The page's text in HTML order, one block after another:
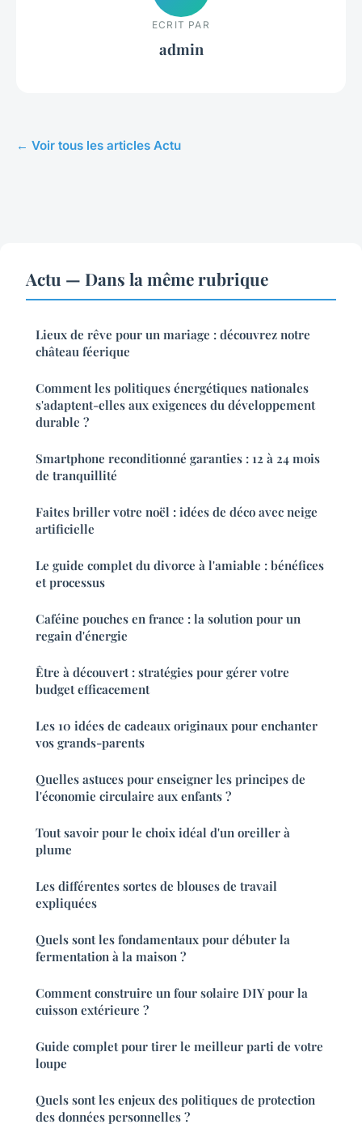
ECRIT PAR
admin
← Voir tous les articles Actu
Actu — Dans la même rubrique
Lieux de rêve pour un mariage : découvrez notre
château féerique
Comment les politiques énergétiques nationales
s'adaptent-elles aux exigences du développement
durable ?
Smartphone reconditionné garanties : 12 à 24 mois
de tranquillité
Faites briller votre noël : idées de déco avec neige
artificielle
Le guide complet du divorce à l'amiable : bénéfices
et processus
Caféine pouches en france : la solution pour un
regain d'énergie
Être à découvert : stratégies pour gérer votre
budget efficacement
Les 10 idées de cadeaux originaux pour enchanter
vos grands-parents
Quelles astuces pour enseigner les principes de
l'économie circulaire aux enfants ?
Tout savoir pour le choix idéal d'un oreiller à
plume
Les différentes sortes de blouses de travail
expliquées
Quels sont les fondamentaux pour débuter la
fermentation à la maison ?
Comment construire un four solaire DIY pour la
cuisson extérieure ?
Guide complet pour tirer le meilleur parti de votre
loupe
Quels sont les enjeux des politiques de protection
des données personnelles ?